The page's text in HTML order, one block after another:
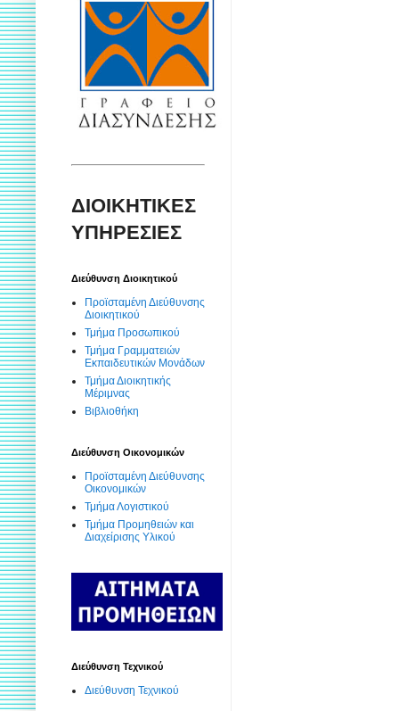
ΔΙΟΙΚΗΤΙΚΕΣ
ΥΠΗΡΕΣΙΕΣ
Διεύθυνση Διοικητικού
Προϊσταμένη Διεύθυνσης
Διοικητικού
Τμήμα Προσωπικού
Τμήμα Γραμματειών
Εκπαιδευτικών Μονάδων
Τμήμα Διοικητικής
Μέριμνας
Βιβλιοθήκη
Διεύθυνση Οικονομικών
Προϊσταμένη Διεύθυνσης
Οικονομικών
Τμήμα Λογιστικού
Τμήμα Προμηθειών και
Διαχείρισης Υλικού
Διεύθυνση Τεχνικού
Διεύθυνση Τεχνικού